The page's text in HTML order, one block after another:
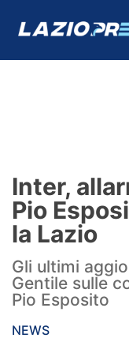
Formello
Infortuni
Primavera
Calciomercato
Lazio Women
Inter,
Pio
la Lazio
Gli ultimi
Gentile sulle
Pio Esposito
NEWS